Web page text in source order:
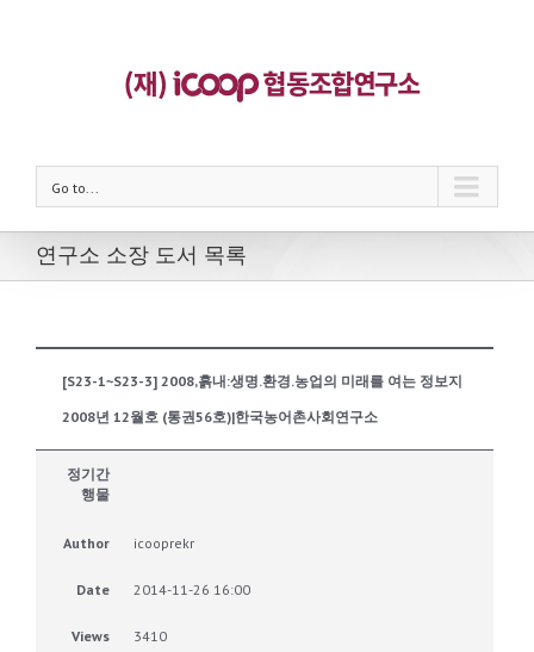
Go to...
연구소 소장 도서 목록
[S23-1~S23-3] 2008,흙내:생명.환경.농업의 미래를 여는 정보지
2008년 12월호 (통권56호)|한국농어촌사회연구소
정기간
행물
Author icooprekr
Date 2014-11-26 16:00
Views 3410